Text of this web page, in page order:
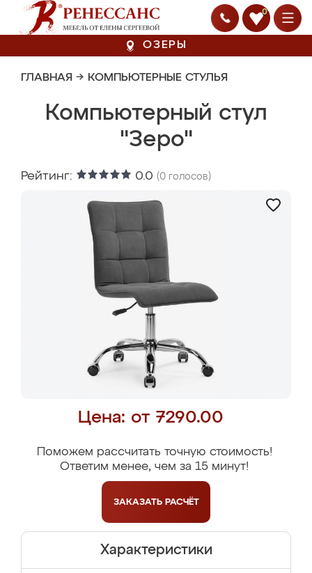
0
ОЗЕРЫ
ГЛАВНАЯ → КОМПЬЮТЕРНЫЕ СТУЛЬЯ
Компьютерный стул
"Зеро"
Рейтинг: 0.0 (0 голосов)
Цена: от 7290.00
Поможем рассчитать точную стоимость!
Ответим менее, чем за 15 минут!
ЗАКАЗАТЬ РАСЧЁТ
Характеристики